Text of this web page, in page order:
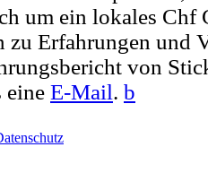
um ein lokales Chf
zu Erfahrungen und
von
eine E-Mail. b